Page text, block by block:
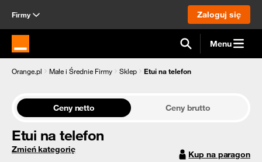
Firmy Zaloguj się
Strona główna Orange.pl Menu
Orange.pl Małe i Średnie Firmy Sklep Etui na telefon
Ceny netto Ceny brutto
Etui na telefon
Zmień kategorię Kup na paragon